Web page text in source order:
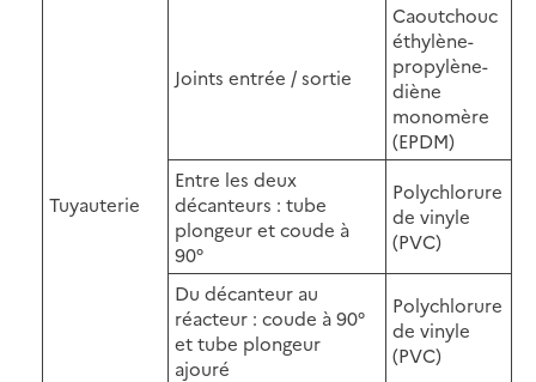
Tuyauterie
Joints entrée / sortie
Caoutchouc
éthylène-
propylène-
diène
monomère
(EPDM)
Entre les deux
décanteurs : tube
plongeur et coude à
90°
Polychlorure
de vinyle
(PVC)
Du décanteur au
réacteur : coude à 90°
et tube plongeur
ajouré
Polychlorure
de vinyle
(PVC)